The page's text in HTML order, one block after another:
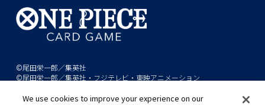
©尾田栄一郎／集英社
©尾田栄一郎／集英社・フジテレビ・東映アニメーション
We use cookies to improve your experience on our